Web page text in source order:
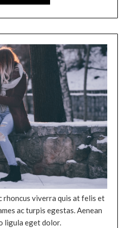
rhoncus viverra quis at felis et
ac turpis egestas. Aenean
ligula eget dolor.